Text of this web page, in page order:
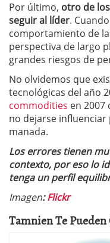
Por último, otro de
seguir al líder.
comportamiento de
perspectiva de largo
grandes riesgos de
No olvidemos que
tecnológicas del año
commodities en 2007
no dejarse
manada.
Los errores tienen
contexto, por eso lo
tenga un perfil
Imagen:Flickr
Tamnien Te